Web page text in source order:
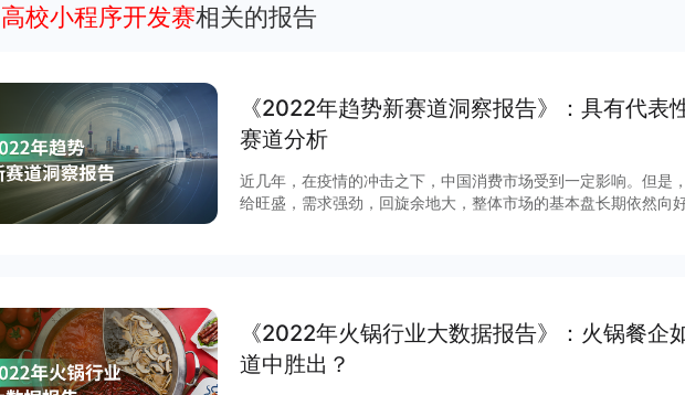
校小程序开发赛相关的报告
《2022年趋势新赛道洞察报告》：具有代表
赛道分析
近几年，在疫情的冲击之下，中国消费市场受到一定影响。但是
给旺盛，需求强劲，回旋余地大，整体市场的基本盘长期依然向
区分为早期、成长期与成熟期三个阶段，供品牌、商家、电商达
立信息参考。 本报告从 “乐享生活”“时髦美妆”“食护养生”三方面对相关的潜力赛道进行分析，
点击下载查看更多～
《2022年火锅行业大数据报告》：火锅餐企
道中胜出？